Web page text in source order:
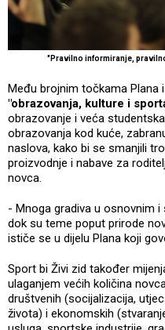
"Pravilno informiranje,
Među brojnim točkama Plana
"obrazovanja, kulture i
obrazovanje i veća
obrazovanja kod kuće,
naslova, kako bi se smanjili
proizvodnje i nabave za
novca.
- Mnoga gradiva u osnovnim
dok su teme poput prirode
ističe se u dijelu Plana koji
Sport bi Živi zid također
ulaganjem većih količina
društvenih (socijalizacija,
života) i ekonomskih